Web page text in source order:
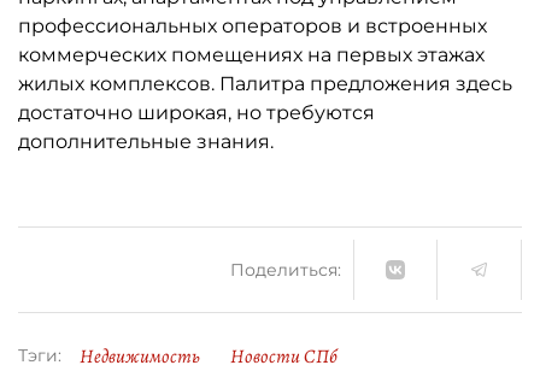
профессиональных операторов и встроенных
коммерческих помещениях на первых этажах
жилых комплексов. Палитра предложения здесь
достаточно широкая, но требуются
дополнительные знания.
Поделиться:
Тэги: Недвижимость
Новости СПб